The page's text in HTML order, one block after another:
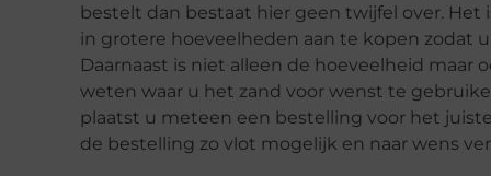
bestelt dan bestaat hier geen twijfel over.
in grotere hoeveelheden aan te kopen zodat
Daarnaast is niet alleen de hoeveelheid maar
weten waar u het zand voor wenst te
plaatst u meteen een bestelling voor het
de bestelling zo vlot mogelijk en naar wens